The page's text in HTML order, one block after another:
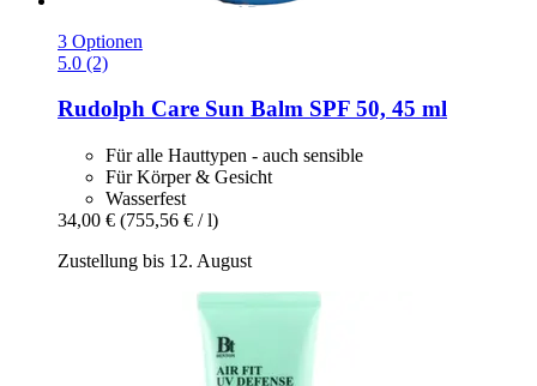
3 Optionen
5.0 (2)
Rudolph Care Sun Balm SPF 50, 45 ml
Für alle Hauttypen - auch sensible
Für Körper & Gesicht
Wasserfest
34,00 € (755,56 € / l)
Zustellung bis 12. August